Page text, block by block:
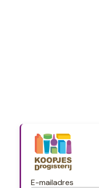
E-mailadres